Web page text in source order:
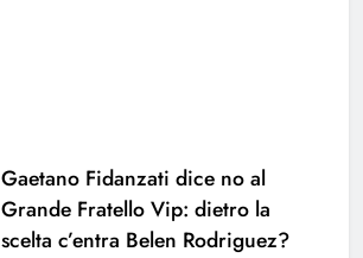
Gaetano Fidanzati dice no al
Grande Fratello Vip: dietro la
scelta c’entra Belen Rodriguez?